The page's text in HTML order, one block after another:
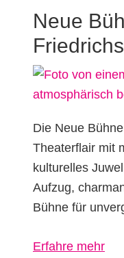
Neue
Die Neue
Theaterflair mit
kulturelles
Aufzug,
Bühne für
Erfahre mehrüber